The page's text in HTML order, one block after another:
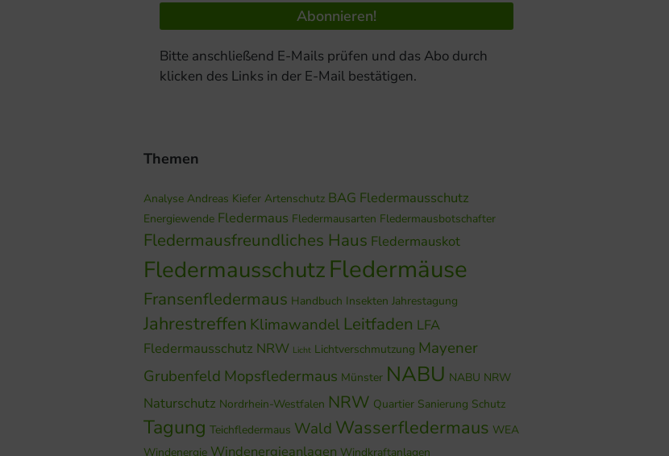
Bitte anschließend E-Mails prüfen und das Abo durch
klicken des Links in der E-Mail bestätigen.
Themen
Analyse Andreas Kiefer Artenschutz BAG Fledermausschutz
Energiewende Fledermaus Fledermausarten Fledermausbotschafter
Fledermausfreundliches Haus Fledermauskot
FledermausschutzFledermäuse
Fransenfledermaus Handbuch Insekten Jahrestagung
Jahrestreffen Klimawandel Leitfaden LFA
Fledermausschutz NRW Licht Lichtverschmutzung Mayener
Grubenfeld Mopsfledermaus Münster NABU NABU NRW
Naturschutz Nordrhein-Westfalen NRW Quartier Sanierung Schutz
Tagung Teichfledermaus Wald Wasserfledermaus WEA
Windenergie Windenergieanlagen Windkraftanlagen